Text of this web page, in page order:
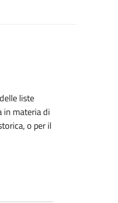
liste
in materia di
o per il